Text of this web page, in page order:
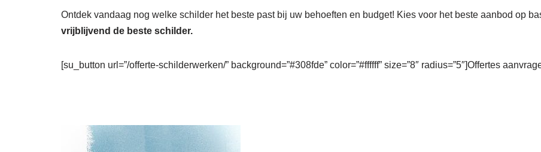
Ontdek vandaag nog welke schilder het beste past bij uw behoeften en budget! Kies voor het beste aanbod op
vrijblijvend de beste schilder.
[su_button url=”/offerte-schilderwerken/” background=”#308fde” color=”#ffffff” size=”8″ radius=”5″]Offertes